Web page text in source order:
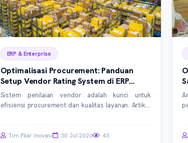
ERP & Enterprise
Optimalisasi Procurement: Panduan
Setup Vendor Rating System di ERP
(SIMRS/SIM Klinik)
Sistem penilaian vendor adalah kunci untuk
efisiensi procurement dan kualitas layanan. Artikel
modul procurement ERP, khususnya untuk SIMRS
Tim Pilar Inovasi 30 Jul 2026 43